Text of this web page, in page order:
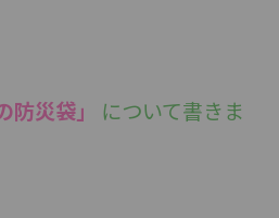
防災袋」
について書きま